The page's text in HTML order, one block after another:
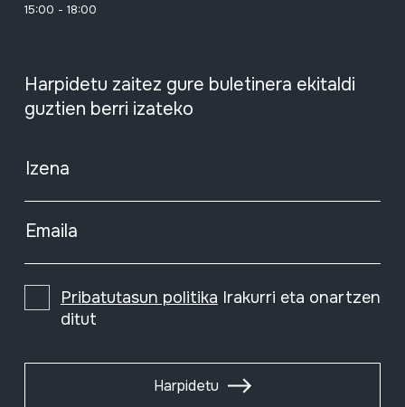
15:00 - 18:00
Harpidetu zaitez gure buletinera ekitaldi
guztien berri izateko
Izena
Emaila
Pribatutasun politika Irakurri eta onartzen
ditut
Harpidetu